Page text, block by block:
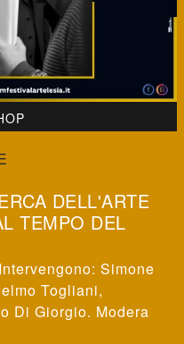
DELL'ARTE
TEMPO DEL
Simone
Togliani,
Di Giorgio. Modera